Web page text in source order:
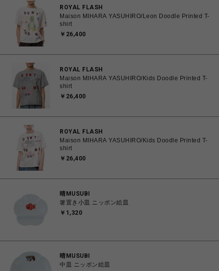
ROYAL FLASH
Maison MIHARA YASUHIRO/Leon Doodle Printed T-
shirt
￥26,400
ROYAL FLASH
Maison MIHARA YASUHIRO/Kids Doodle Printed T-
shirt
￥26,400
ROYAL FLASH
Maison MIHARA YASUHIRO/Kids Doodle Printed T-
shirt
￥26,400
晴MUSUBI
箸置き小皿 ニッポン絵皿
￥1,320
晴MUSUBI
中皿 ニッポン絵皿